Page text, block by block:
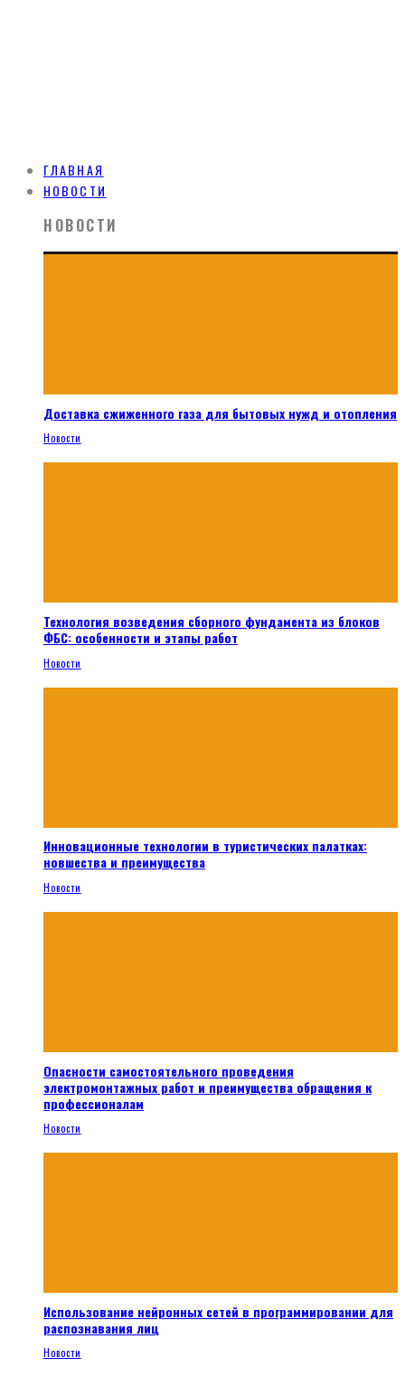
ГЛАВНАЯ
НОВОСТИ
НОВОСТИ
Доставка сжиженного газа для бытовых нужд и отопления
Новости
Технология возведения сборного фундамента из блоков
ФБС: особенности и этапы работ
Новости
Инновационные технологии в туристических палатках:
новшества и преимущества
Новости
Опасности самостоятельного проведения
электромонтажных работ и преимущества обращения к
профессионалам
Новости
Использование нейронных сетей в программировании для
распознавания лиц
Новости